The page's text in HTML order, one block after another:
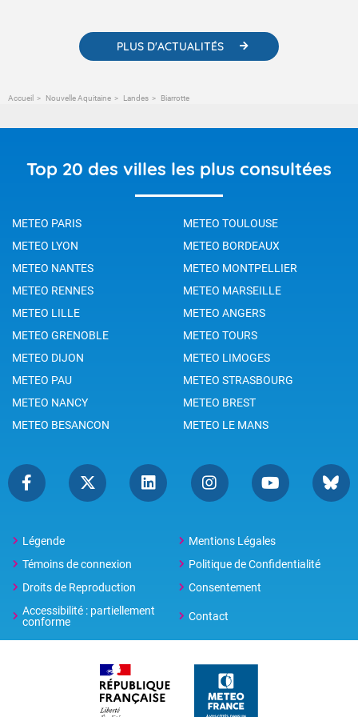
PLUS D'ACTUALITÉS
Accueil Nouvelle Aquitaine Landes Biarrotte
Top 20 des villes les plus consultées
METEO PARIS
METEO TOULOUSE
METEO LYON
METEO BORDEAUX
METEO NANTES
METEO MONTPELLIER
METEO RENNES
METEO MARSEILLE
METEO LILLE
METEO ANGERS
METEO GRENOBLE
METEO TOURS
METEO DIJON
METEO LIMOGES
METEO PAU
METEO STRASBOURG
METEO NANCY
METEO BREST
METEO BESANCON
METEO LE MANS
Légende
Mentions Légales
Témoins de connexion
Politique de Confidentialité
Droits de Reproduction
Consentement
Accessibilité : partiellement
conforme
Contact